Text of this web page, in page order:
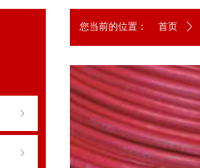
ꁇ
ꁇ
您当前的位置： 首页 ꄲ